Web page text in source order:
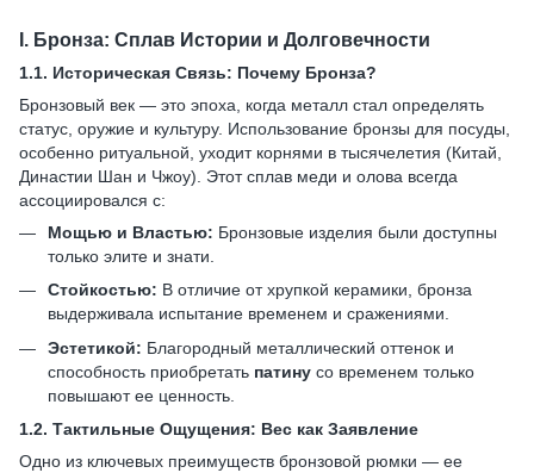
I. Бронза: Сплав Истории и Долговечности
1.1. Историческая Связь: Почему Бронза?
Бронзовый век — это эпоха, когда металл стал определять
статус, оружие и культуру. Использование бронзы для посуды,
особенно ритуальной, уходит корнями в тысячелетия (Китай,
Династии Шан и Чжоу). Этот сплав меди и олова всегда
ассоциировался с:
Мощью и Властью: Бронзовые изделия были доступны
только элите и знати.
Стойкостью: В отличие от хрупкой керамики, бронза
выдерживала испытание временем и сражениями.
Эстетикой: Благородный металлический оттенок и
способность приобретать патину со временем только
повышают ее ценность.
1.2. Тактильные Ощущения: Вес как Заявление
Одно из ключевых преимуществ бронзовой рюмки — ее